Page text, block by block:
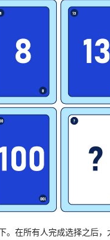
。在所有人完成选择之后，